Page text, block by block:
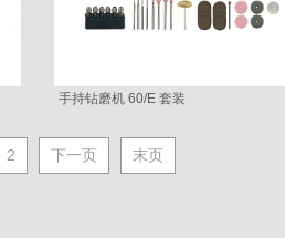
手持钻磨机 60/E 套装
2 下一页 末页